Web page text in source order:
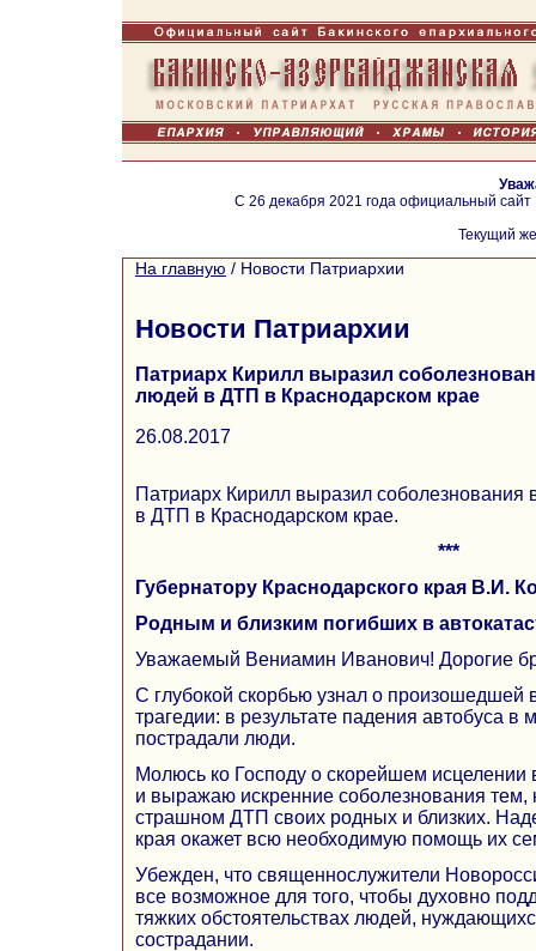
С 26 декабря 2021 года официальный
Текущий
На главную / Новости Патриархии
Новости Патриархии
Патриарх Кирилл выразил
людей в ДТП в Краснодарском крае
26.08.2017
Патриарх Кирилл выразил соболезнования
в ДТП в Краснодарском крае.
***
Губернатору Краснодарского края В.И.
Родным и близким погибших в
Уважаемый Вениамин Иванович! Дорогие
С глубокой скорбью узнал о произошедшей
трагедии: в результате падения автобуса в
пострадали люди.
Молюсь ко Господу о скорейшем
и выражаю искренние соболезнования тем,
страшном ДТП своих родных и близких.
края окажет всю необходимую помощь их
Убежден, что священнослужители
все возможное для того, чтобы духовно
тяжких обстоятельствах людей,
сострадании.